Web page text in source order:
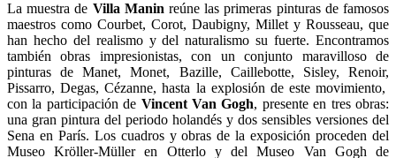
La muestra de Villa Maninreúne las primeras pinturas de famosos
maestros como Courbet, Corot, Daubigny, Millet y Rousseau, que
han hecho del realismo y del naturalismo su fuerte. Encontramos
también obras impresionistas, con un conjunto maravilloso de
pinturas de Manet, Monet, Bazille, Caillebotte, Sisley, Renoir,
Pissarro, Degas, Cézanne, hasta la explosión de este movimiento,
con la participación de Vincent Van Gogh, presente en tres obras:
una gran pintura del periodo holandés y dos sensibles versiones del
Sena en París. Los cuadros y obras de la exposición proceden del
Museo Kröller-Müller en Otterlo y del Museo Van Gogh de